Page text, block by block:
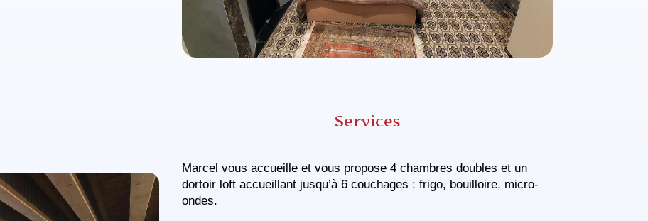
Services
Marcel vous accueille et vous propose 4 chambres doubles et un
dortoir loft accueillant jusqu’à 6 couchages : frigo, bouilloire, micro-
ondes.